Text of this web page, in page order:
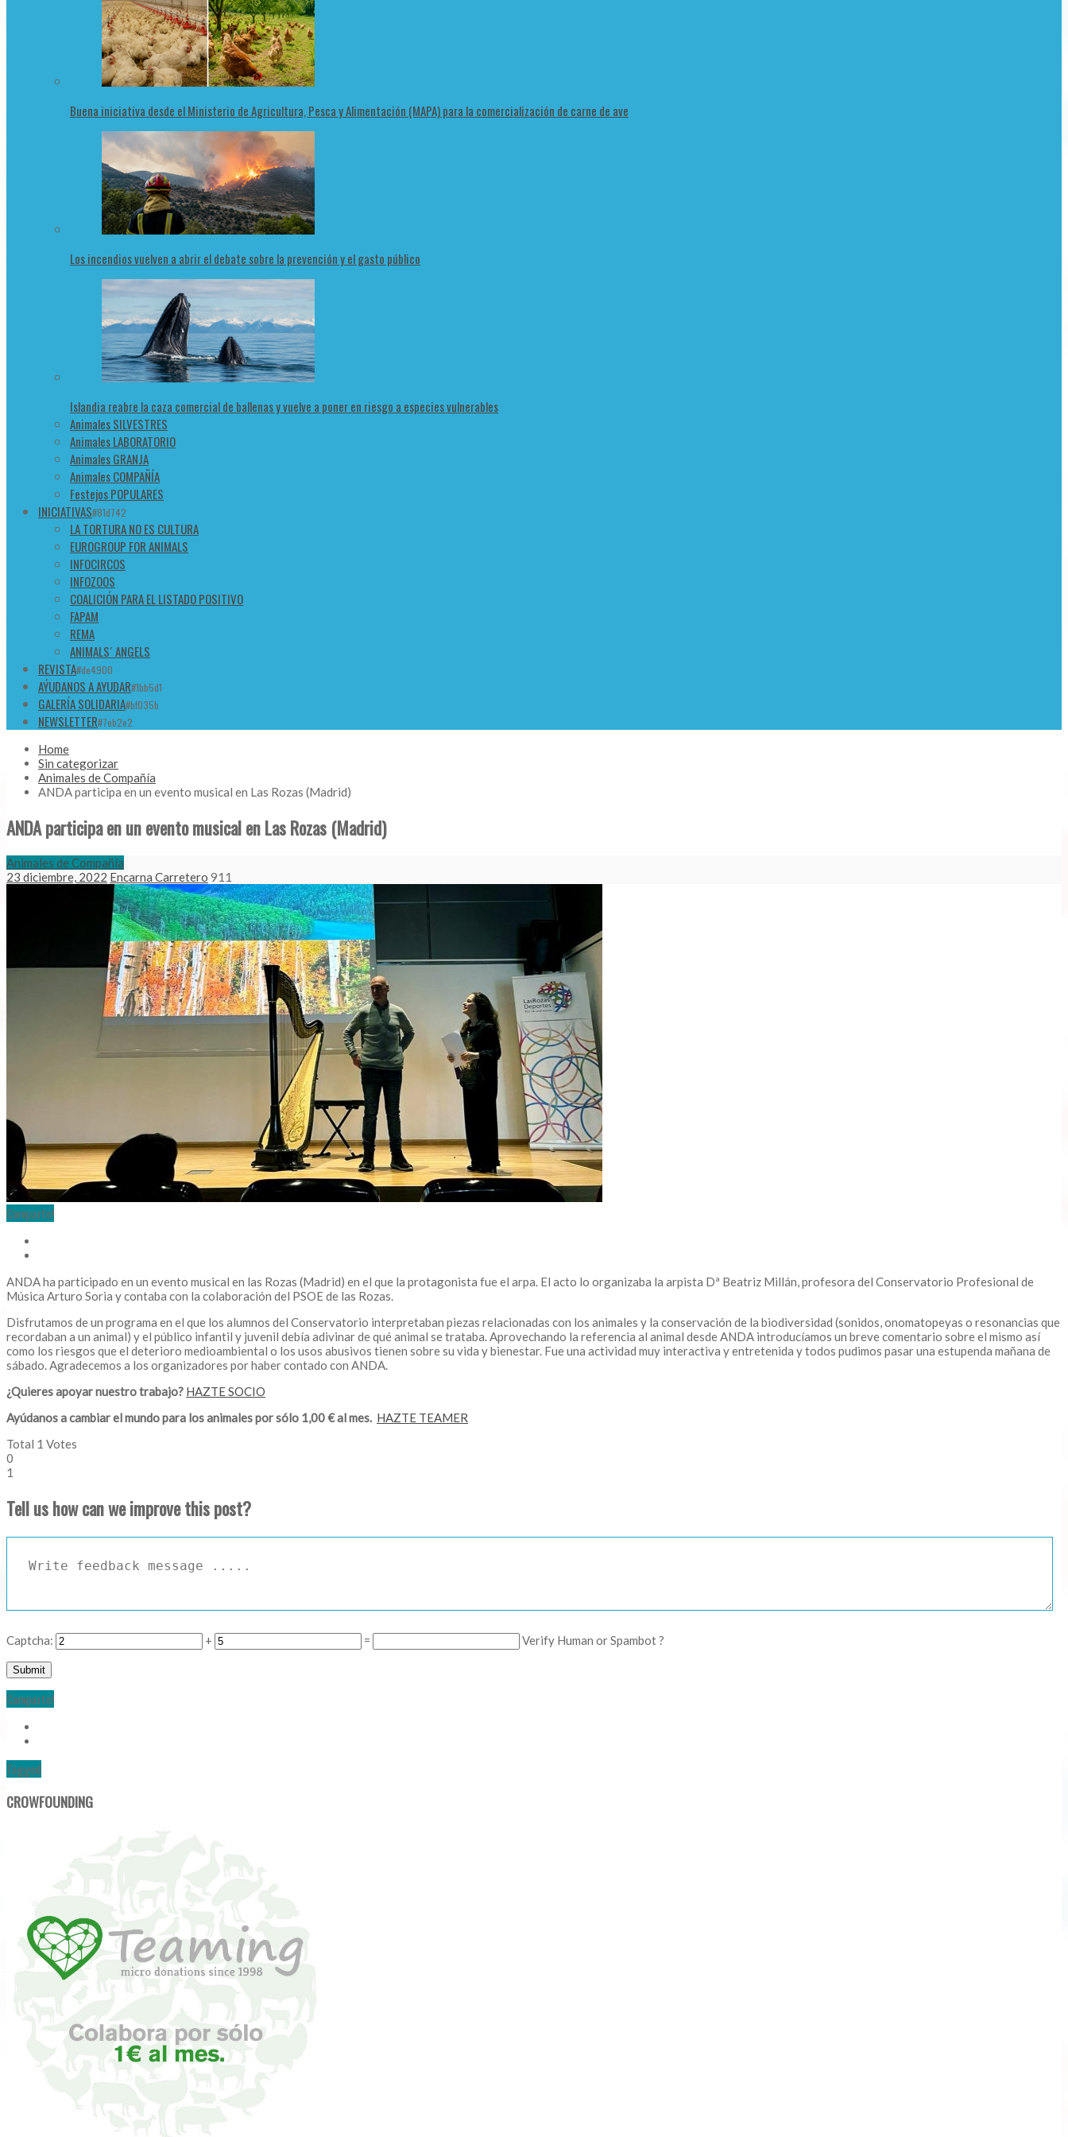
Buena iniciativa desde el Ministerio de Agricultura, Pesca y Alimentación (MAPA) para la comercialización de carne de ave
Los incendios vuelven a abrir el debate sobre la prevención y el gasto público
Islandia reabre la caza comercial de ballenas y vuelve a poner en riesgo a especies vulnerables
Animales SILVESTRES
Animales LABORATORIO
Animales GRANJA
Animales COMPAÑÍA
Festejos POPULARES
INICIATIVAS#81d742
LA TORTURA NO ES CULTURA
EUROGROUP FOR ANIMALS
INFOCIRCOS
INFOZOOS
COALICIÓN PARA EL LISTADO POSITIVO
FAPAM
REMA
ANIMALS´ ANGELS
REVISTA#de4900
AÝUDANOS A AYUDAR#1bb5d1
GALERÍA SOLIDARIA#bf035b
NEWSLETTER#7eb2e2
Home
Sin categorizar
Animales de Compañía
ANDA participa en un evento musical en Las Rozas (Madrid)
ANDA participa en un evento musical en Las Rozas (Madrid)
Animales de Compañía
23 diciembre, 2022 Encarna Carretero 911
Comparte!
ANDA ha participado en un evento musical en las Rozas (Madrid) en el que la protagonista fue el arpa. El acto lo organizaba la arpista Dª Beatriz Millán, profesora del Conservatorio Profesional de
Música Arturo Soria y contaba con la colaboración del PSOE de las Rozas.
Disfrutamos de un programa en el que los alumnos del Conservatorio interpretaban piezas relacionadas con los animales y la conservación de la biodiversidad (sonidos, onomatopeyas o resonancias que
recordaban a un animal) y el público infantil y juvenil debía adivinar de qué animal se trataba. Aprovechando la referencia al animal desde ANDA introducíamos un breve comentario sobre el mismo así
como los riesgos que el deterioro medioambiental o los usos abusivos tienen sobre su vida y bienestar. Fue una actividad muy interactiva y entretenida y todos pudimos pasar una estupenda mañana de
sábado. Agradecemos a los organizadores por haber contado con ANDA.
¿Quieres apoyar nuestro trabajo? HAZTE SOCIO
Ayúdanos a cambiar el mundo para los animales por sólo 1,00 € al mes. HAZTE TEAMER
Total 1 Votes
0
1
Tell us how can we improve this post?
Captcha: + = Verify Human or Spambot ?
Comparte!
Tagged
CROWFOUNDING